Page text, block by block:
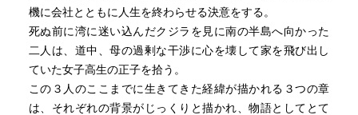
機に会社とともに人生を終わらせる決意をする。
死ぬ前に湾に迷い込んだクジラを見に南の半島へ向かった
二人は、道中、母の過剰な干渉に心を壊して家を飛び出し
ていた女子高生の正子を拾う。
この３人のここまでに生きてきた経緯が描かれる３つの章
は、それぞれの背景がじっくりと描かれ、物語としてとて